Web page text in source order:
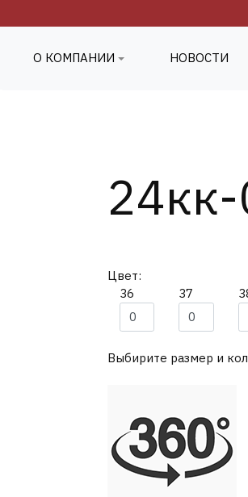
О КОМПАНИИ НОВОСТИ
Цвет:
36
37
Выбирите размер и